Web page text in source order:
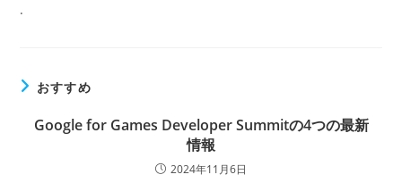
.
おすすめ
Google for Games Developer Summitの4つの最新
情報
2024年11月6日